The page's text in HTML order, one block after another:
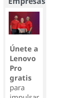
Únete a
Lenovo
Pro
gratis
para